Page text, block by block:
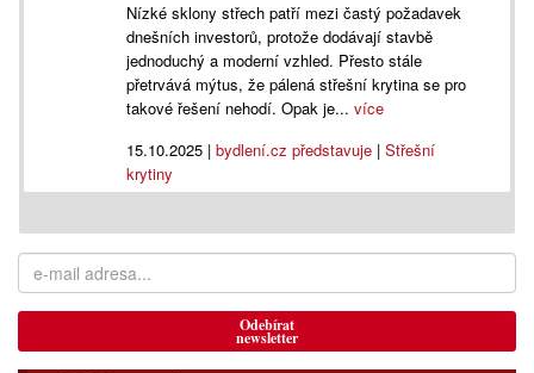
Nízké sklony střech patří mezi častý požadavek
dnešních investorů, protože dodávají stavbě
jednoduchý a moderní vzhled. Přesto stále
přetrvává mýtus, že pálená střešní krytina se pro
takové řešení nehodí. Opak je...více
15.10.2025 |bydlení.cz představuje |Střešní
krytiny
Odebírat
newsletter